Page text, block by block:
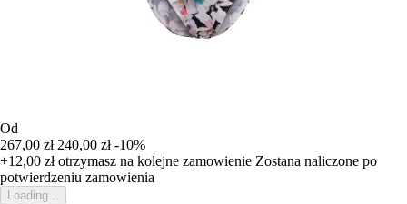
Od
267,00 zł 240,00 zł -10%
+12,00 złotrzymasz na kolejne zamowienie Zostana naliczone po
potwierdzeniu zamowienia
Loading...